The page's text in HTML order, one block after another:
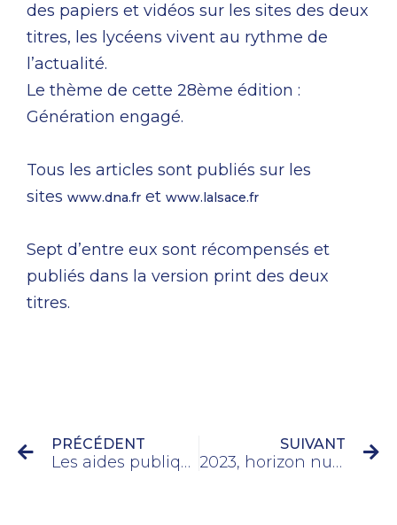
des papiers et vidéos sur les sites des deux
titres, les lycéens vivent au rythme de
l’actualité.
Le thème de cette 28ème édition :
Génération engagé.
Tous les articles sont publiés sur les
sites www.dna.fr et www.lalsace.fr
Sept d’entre eux sont récompensés et
publiés dans la version print des deux
titres.
PRÉCÉDENT
Les aides publiques à la presse : mythes et réalités
SUIVANT
2023, horizon nuageux selon le Reuters Institute